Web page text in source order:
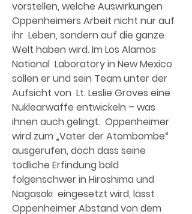
vorstellen, welche Auswirkungen
Oppenheimers Arbeit nicht nur auf
ihr  Leben, sondern auf die ganze
Welt haben wird. Im Los Alamos
National  Laboratory in New Mexico
sollen er und sein Team unter der
Aufsicht von  Lt. Leslie Groves eine
Nuklearwaffe entwickeln – was
ihnen auch gelingt.  Oppenheimer
wird zum „Vater der Atombombe“
ausgerufen, doch dass seine
tödliche Erfindung bald
folgenschwer in Hiroshima und
Nagasaki  eingesetzt wird, lässt
Oppenheimer Abstand von dem